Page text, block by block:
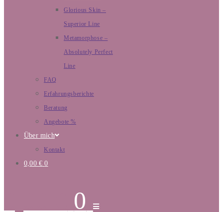
Glorious Skin –
Superior Line
Metamorphose –
Absolutely Perfect
Line
FAQ
Erfahrungsberichte
Beratung
Angebote %
Über mich
Kontakt
0,00 € 0
0